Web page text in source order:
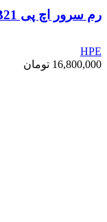
رم سرور اچ پی 8GB DDR4-2666 815097-B21
HPE
16,800,000 تومان